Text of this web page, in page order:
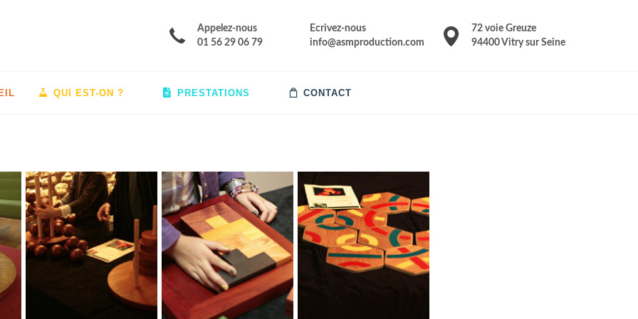
Appelez-nous
01 56 29 06 79
Ecrivez-nous
info@asmproduction.com
72 voie Greuze
94400 Vitry sur Seine
QUI EST-ON ? PRESTATIONS CONTACT